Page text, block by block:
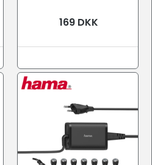
169 DKK